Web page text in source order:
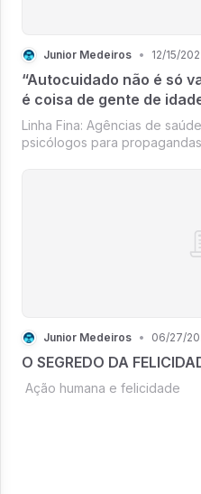
Junior Medeiros • 12/15/
“Autocuidado não é só
é coisa de gente de
câncer de próstata
Linha Fina: Agências de
psicólogos para
Junior Medeiros • 06/27/
O SEGREDO DA
Ação humana e felicidade